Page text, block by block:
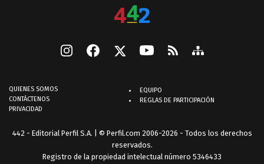
QUIENES SOMOS
CONTÁCTENOS
PRIVACIDAD
EQUIPO
REGLAS DE PARTICIPACIÓN
442 - Editorial Perfil S.A. | © Perfil.com 2006-2026 - Todos los derechos
reservados.
Registro de la propiedad intelectual número 5346433